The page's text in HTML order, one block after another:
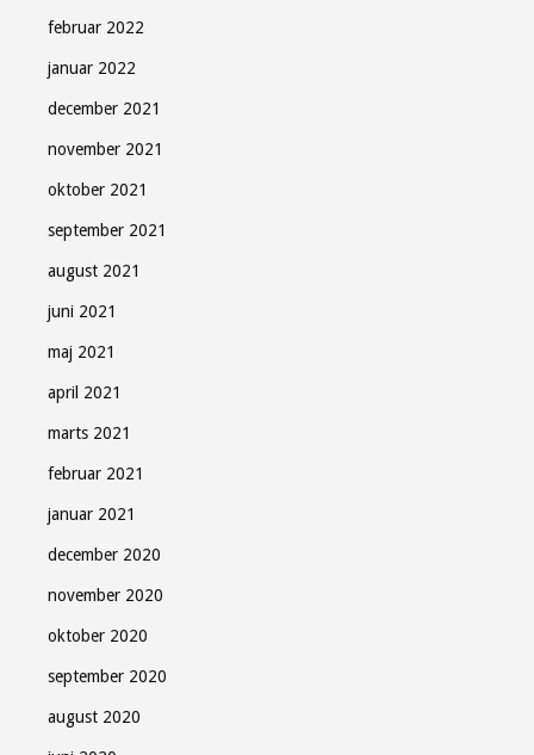
februar 2022
januar 2022
december 2021
november 2021
oktober 2021
september 2021
august 2021
juni 2021
maj 2021
april 2021
marts 2021
februar 2021
januar 2021
december 2020
november 2020
oktober 2020
september 2020
august 2020